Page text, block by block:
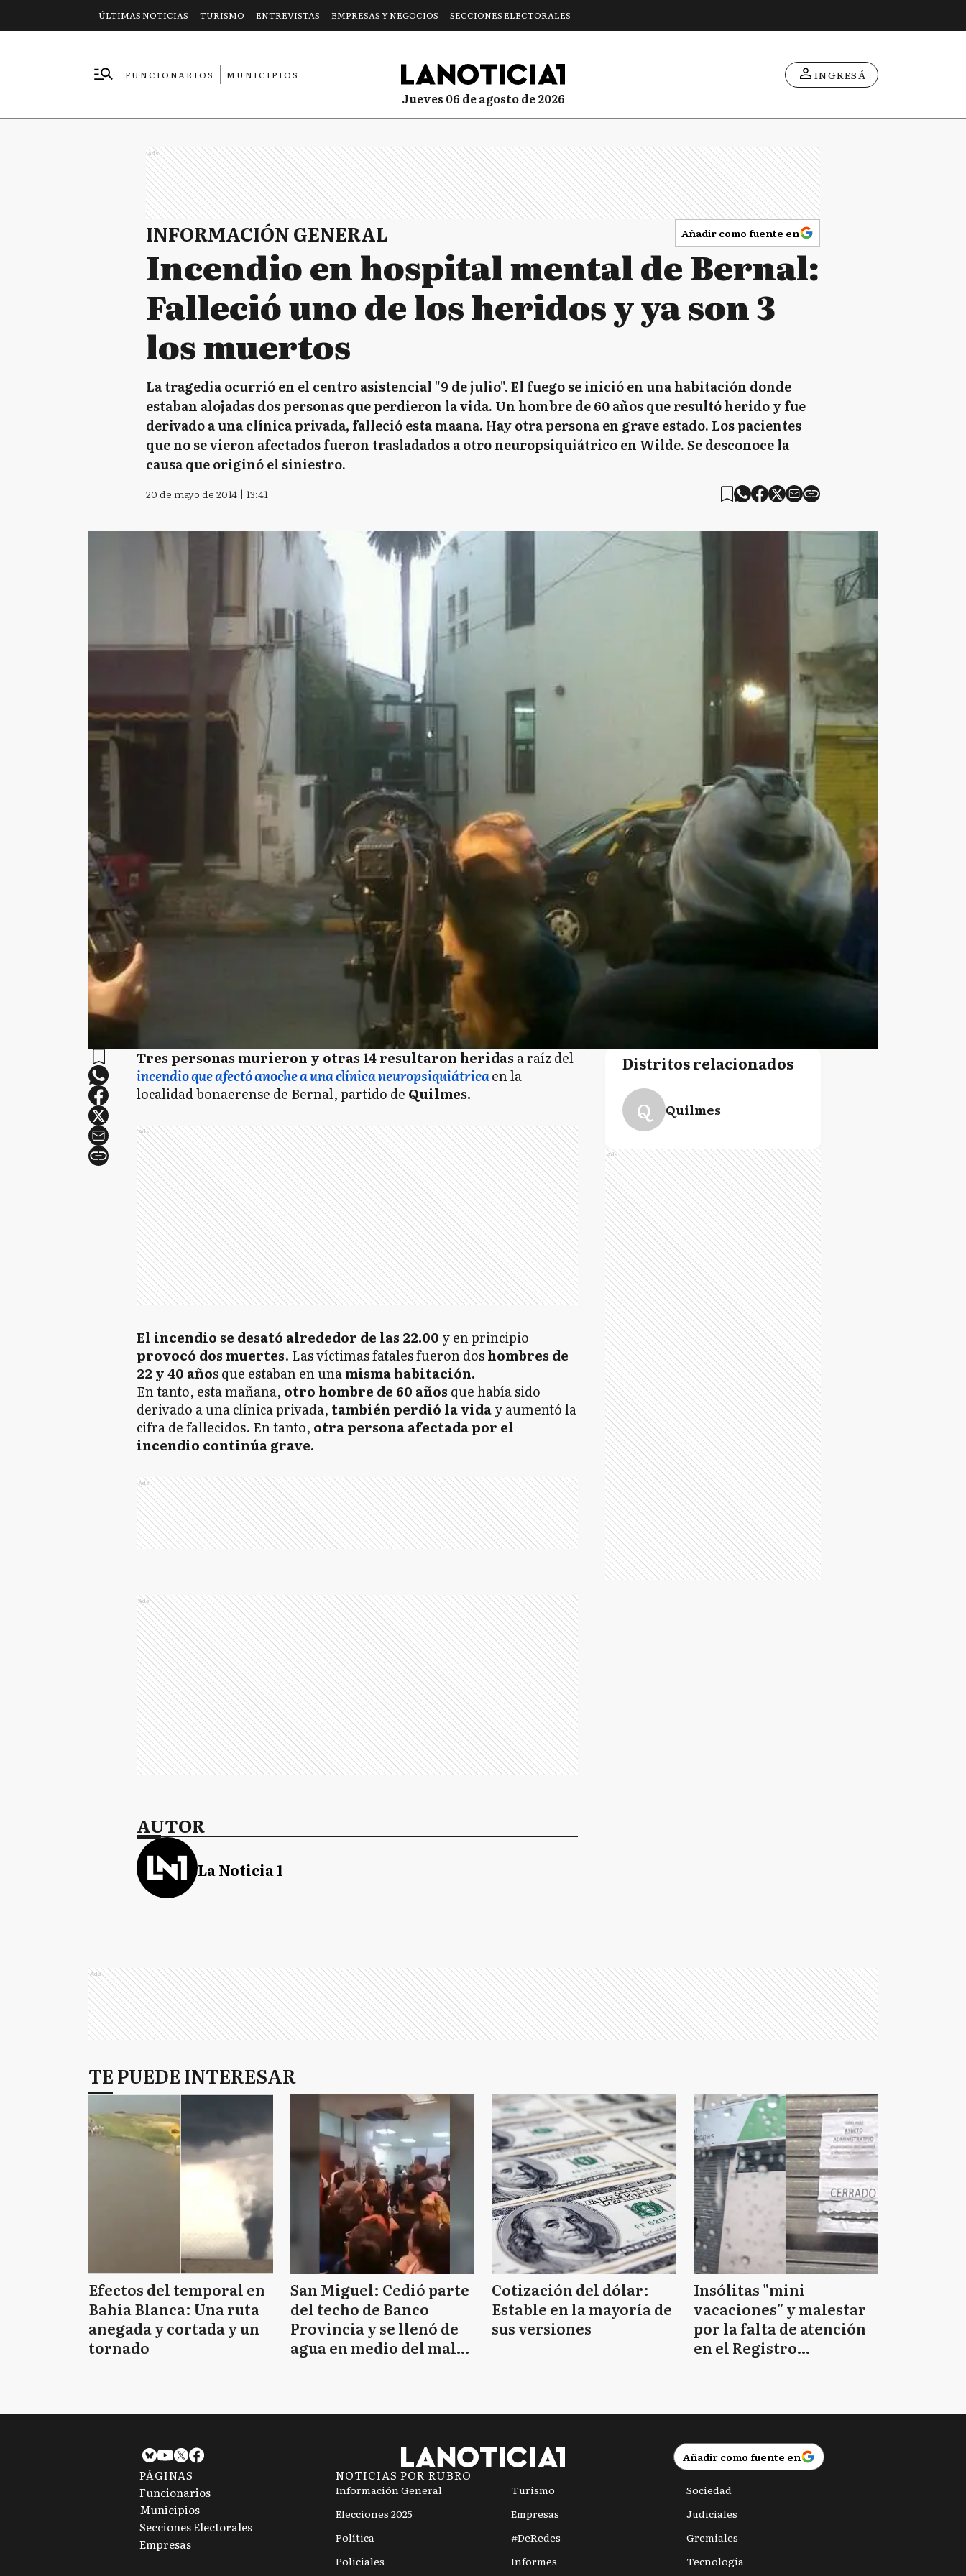
ÚLTIMAS NOTICIAS TURISMO ENTREVISTAS EMPRESAS Y NEGOCIOS SECCIONES ELECTORALES
FUNCIONARIOS
MUNICIPIOS
jueves 06 de agosto de 2026
INGRESÁ
Ads
INFORMACIÓN GENERAL Añadir como fuente en
Incendio en hospital mental de Bernal:
Falleció uno de los heridos y ya son 3
los muertos
La tragedia ocurrió en el centro asistencial "9 de julio". El fuego se inició en una habitación donde
estaban alojadas dos personas que perdieron la vida. Un hombre de 60 años que resultó herido y fue
derivado a una clínica privada, falleció esta maana. Hay otra persona en grave estado. Los pacientes
que no se vieron afectados fueron trasladados a otro neuropsiquiátrico en Wilde. Se desconoce la
causa que originó el siniestro.
20 de mayo de 2014 | 13:41
Tres personas murieron y otras 14 resultaron heridas a raíz del
incendio que afectó anoche a una clínica neuropsiquiátricaen la
localidad bonaerense de Bernal, partido de Quilmes.
Ads
El incendio se desató alrededor de las 22.00 y en principio
provocó dos muertes. Las víctimas fatales fueron doshombres de
22 y 40 años que estaban en unamisma habitación.
En tanto, esta mañana, otro hombre de 60 años que había sido
derivado a una clínica privada, también perdió la viday aumentó la
cifra de fallecidos. En tanto, otra persona afectada por el
incendio continúa grave.
Ads
Ads
AUTOR
La Noticia 1
Distritos relacionados
Q Quilmes
Ads
Ads
TE PUEDE INTERESAR
Efectos del temporal en
Bahía Blanca: Una ruta
anegada y cortada y un
tornado
San Miguel: Cedió parte
del techo de Banco
Provincia y se llenó de
agua en medio del mal
Cotización del dólar:
Estable en la mayoría de
sus versiones
Insólitas "mini
vacaciones" y malestar
por la falta de atención
en el Registro
Añadir como fuente en
PÁGINAS
Funcionarios
Municipios
Secciones Electorales
Empresas
NOTICIAS POR RUBRO
Información General
Elecciones 2025
Política
Policiales
Turismo
Empresas
#DeRedes
Informes
Sociedad
Judiciales
Gremiales
Tecnología